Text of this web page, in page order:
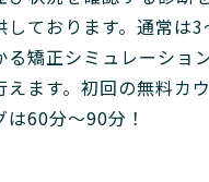
しております。通常は
る矯正シミュレーショ
えます。初回の無料カ
は60分〜90分！